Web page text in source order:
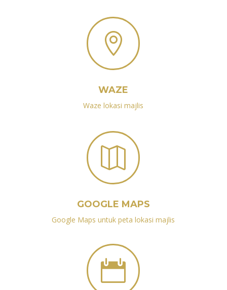

WAZE
Waze lokasi majlis

GOOGLE MAPS
Google Maps untuk peta lokasi majlis
